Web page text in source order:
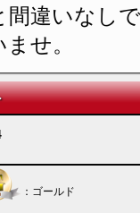
間違いなし
せ。
：ゴールド